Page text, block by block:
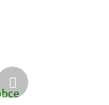
Další
produkt